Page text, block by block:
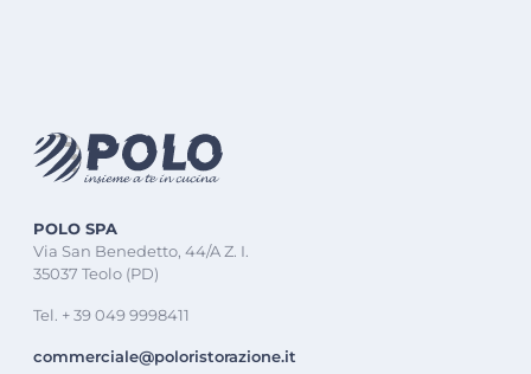
POLO SPA
Via San Benedetto, 44/A Z. I.
35037 Teolo (PD)
Tel. + 39 049 9998411
commerciale@poloristorazione.it